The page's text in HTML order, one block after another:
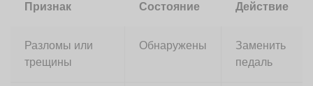
Признак Состояние Действие
Разломы или
трещины
Обнаружены
Заменить
педаль